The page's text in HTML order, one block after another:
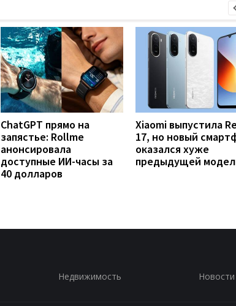
ChatGPT прямо на
запястье: Rollme
анонсировала
доступные ИИ-часы за
40 долларов
Xiaomi выпустила
17, но новый
оказался хуже
предыдущей
Недвижимость Новости